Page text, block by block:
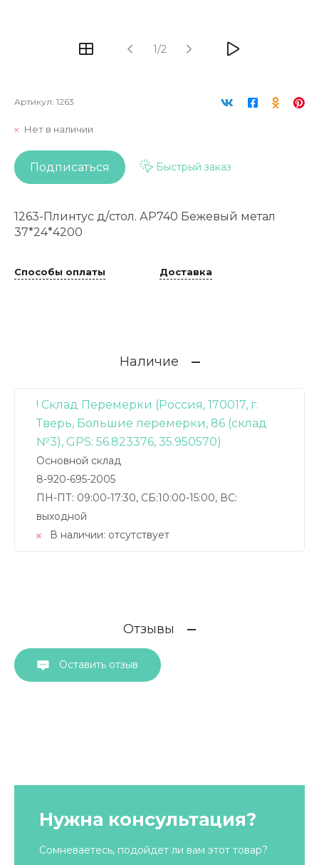
1/2
Артикул: 1263
Нет в наличии
Подписаться Быстрый заказ
1263-Плинтус д/стол. АР740 Бежевый метал
37*24*4200
Способы оплаты Доставка
Наличие
! Склад Перемерки (Россия, 170017, г.
Тверь, Большие перемерки, 86 (склад
№3), GPS: 56.823376, 35.950570)
Основной склад
8-920-695-2005
ПН-ПТ: 09:00-17:30, СБ:10:00-15:00, ВС:
выходной
В наличии: отсутствует
Отзывы
Оставить отзыв
Нужна консультация?
Сомневаетесь, подойдет ли вам этот товар?